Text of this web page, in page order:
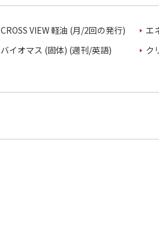
CROSS VIEW 軽油 (月/2回の発行)
エ
バイオマス (固体) (週刊/英語)
ク